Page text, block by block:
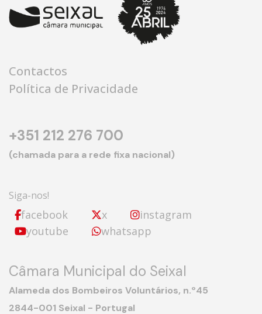
Contactos
Política de Privacidade
+351 212 276 700
(chamada para a rede fixa nacional)
Siga-nos!
facebook x
instagram
youtube
whatsapp
Câmara Municipal do Seixal
Alameda dos Bombeiros Voluntários, n.º45
2844-001 Seixal - Portugal